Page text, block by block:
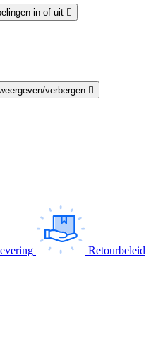
in of uit 
verbergen 
Retourbeleid